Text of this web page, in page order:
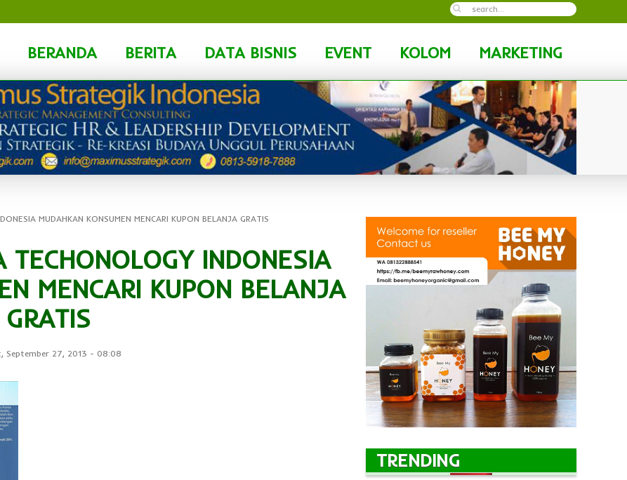
BERANDA BERITA DATA BISNIS EVENT KOLOM MARKETING
MUDAHKAN KONSUMEN MENCARI KUPON BELANJA GRATIS
TECHONOLOGY INDONESIA
MENCARI KUPON BELANJA
GRATIS
September 27, 2013 - 08:08
TRENDING